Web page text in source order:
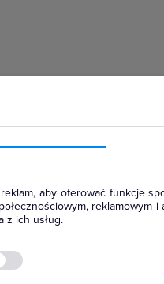
aby oferować funkcje
reklamowym
z ich usług.